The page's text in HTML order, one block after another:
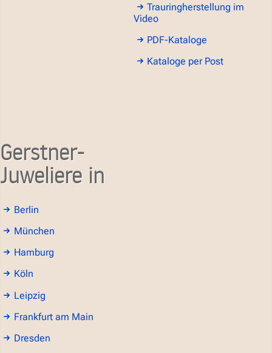
Trauringherstellung im
Video
PDF-Kataloge
Kataloge per Post
Gerstner-
Juweliere in
Berlin
München
Hamburg
Köln
Leipzig
Frankfurt am Main
Dresden